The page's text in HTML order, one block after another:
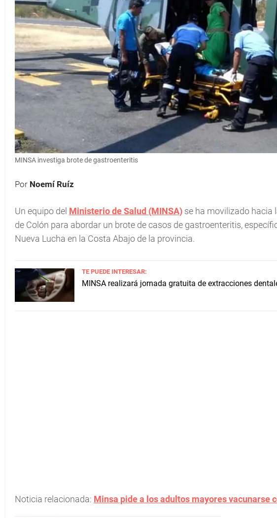
MINSA investiga brote de gastroenteritis
Por Noemí Ruíz
Un equipo del Ministerio de Salud (MINSA) se ha movilizado hacia
de Colón para abordar un brote de casos de gastroenteritis,
Nueva Lucha en la Costa Abajo de la provincia.
TE PUEDE INTERESAR:
MINSA realizará jornada gratuita de extracciones
Noticia relacionada: Minsa pide a los adultos mayores vacunarse